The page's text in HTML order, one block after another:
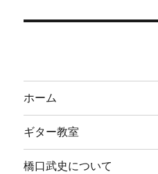
ホーム
ギター教室
橋口武史について